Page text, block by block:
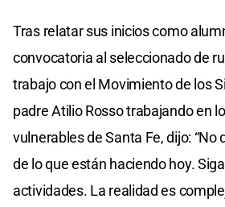
Tras relatar sus inicios como
convocatoria al seleccionado de
trabajo con el Movimiento de los
padre Atilio Rosso trabajando en
vulnerables de Santa Fe, dijo: “No
de lo que están haciendo hoy.
actividades. La realidad es